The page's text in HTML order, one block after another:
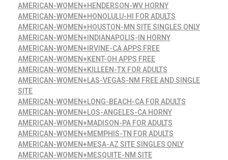
AMERICAN-WOMEN+HENDERSON-WV HORNY
AMERICAN-WOMEN+HONOLULU-HI FOR ADULTS
AMERICAN-WOMEN+HOUSTON-MN SITE SINGLES ONLY
AMERICAN-WOMEN+INDIANAPOLIS-IN HORNY
AMERICAN-WOMEN+IRVINE-CA APPS FREE
AMERICAN-WOMEN+KENT-OH APPS FREE
AMERICAN-WOMEN+KILLEEN-TX FOR ADULTS
AMERICAN-WOMEN+LAS-VEGAS-NM FREE AND SINGLE
SITE
AMERICAN-WOMEN+LONG-BEACH-CA FOR ADULTS
AMERICAN-WOMEN+LOS-ANGELES-CA HORNY
AMERICAN-WOMEN+MADISON-PA FOR ADULTS
AMERICAN-WOMEN+MEMPHIS-TN FOR ADULTS
AMERICAN-WOMEN+MESA-AZ SITE SINGLES ONLY
AMERICAN-WOMEN+MESQUITE-NM SITE